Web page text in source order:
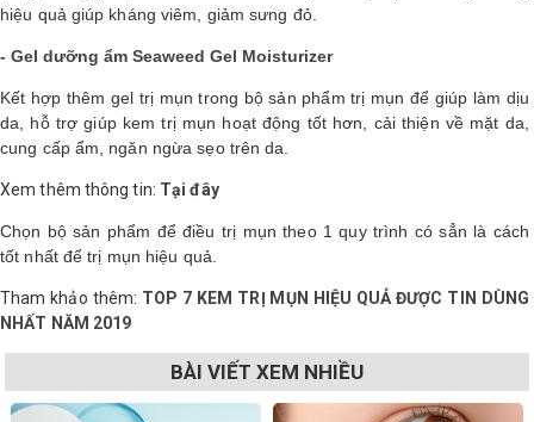
hiệu quả giúp kháng viêm, giảm sưng đỏ.
- Gel dưỡng ẩm Seaweed Gel Moisturizer
Kết hợp thêm gel trị mụn trong bộ sản phẩm trị mụn để giúp làm dịu
da, hỗ trợ giúp kem trị mụn hoạt động tốt hơn, cải thiện về mặt da,
cung cấp ẩm, ngăn ngừa sẹo trên da.
Xem thêm thông tin: Tại đây
Chọn bộ sản phẩm để điều trị mụn theo 1 quy trình có sẳn là cách
tốt nhất để trị mụn hiệu quả.
Tham khảo thêm: TOP 7 KEM TRỊ MỤN HIỆU QUẢ ĐƯỢC TIN DÙNG
NHẤT NĂM 2019
BÀI VIẾT XEM NHIỀU